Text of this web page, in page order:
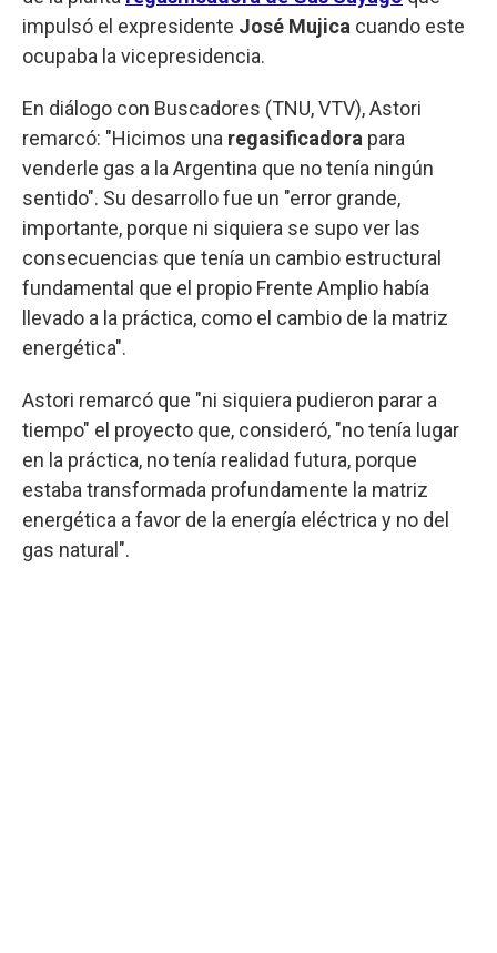
impulsó el expresidente José Mujica cuando este
ocupaba la vicepresidencia.
En diálogo con Buscadores (TNU, VTV), Astori
remarcó: "Hicimos una regasificadora para
venderle gas a la Argentina que no tenía ningún
sentido". Su desarrollo fue un "error grande,
importante, porque ni siquiera se supo ver las
consecuencias que tenía un cambio estructural
fundamental que el propio Frente Amplio había
llevado a la práctica, como el cambio de la matriz
energética".
Astori remarcó que "ni siquiera pudieron parar a
tiempo" el proyecto que, consideró, "no tenía lugar
en la práctica, no tenía realidad futura, porque
estaba transformada profundamente la matriz
energética a favor de la energía eléctrica y no del
gas natural".